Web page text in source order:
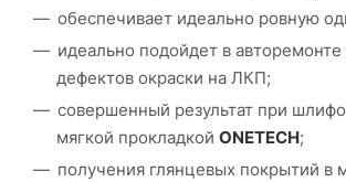
обеспечивает идеально ровную
идеально подойдет в
дефектов окраски на ЛКП;
совершенный результат при
мягкой прокладкой ONETECH;
получения глянцевых покрытий